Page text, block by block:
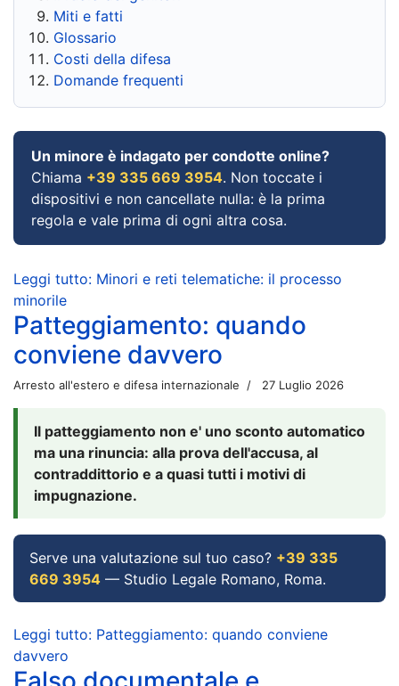
Miti e fatti
Glossario
Costi della difesa
Domande frequenti
Un minore è indagato per condotte online?
Chiama +39 335 669 3954. Non toccate i
dispositivi e non cancellate nulla: è la prima
regola e vale prima di ogni altra cosa.
Leggi tutto: Minori e reti telematiche: il processo
minorile
Patteggiamento: quando
conviene davvero
Arresto all'estero e difesa internazionale 27 Luglio 2026
Il patteggiamento non e' uno sconto automatico
ma una rinuncia: alla prova dell'accusa, al
contraddittorio e a quasi tutti i motivi di
impugnazione.
Serve una valutazione sul tuo caso? +39 335
669 3954 — Studio Legale Romano, Roma.
Leggi tutto: Patteggiamento: quando conviene
davvero